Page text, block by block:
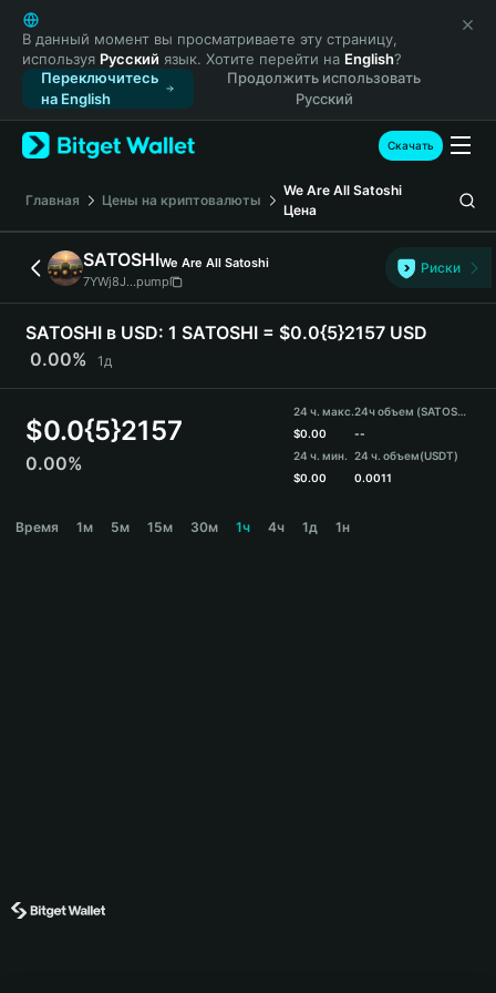
English
日本語
Tiếng Việt
Русский
Español (Latinoamérica)
Türkçe
Français
Deutsch
简体中文
繁體中文
Português (Portugal)
Bahasa Indonesia
ภาษาไทย
हिन्दी
Español
Português (Brasil)
В данный момент вы просматриваете эту страницу,
используя Русский язык. Хотите перейти на English?
Переключитесь
на English
Продолжить использовать
Русский
Скачать
Главная Цены на криптовалюты
We Are All Satoshi
Цена
SATOSHIWe Are All Satoshi
7YWj8J...pump
Риски
SATOSHI в USD: 1 SATOSHI = $0.0{5}2157 USD
0.00%
1д
$0.0{5}2157
0.00%
24 ч. макс.
$0.00
24 ч. мин.
$0.00
24ч объем (SATOSHI)
--
24 ч. объем(USDT)
0.0011
Время 1м 5м 15м 30м 1ч 4ч 1д 1н